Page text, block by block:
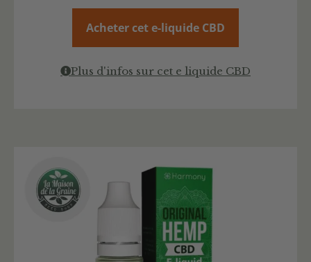
Acheter cet e-liquide CBD
Plus d'infos sur cet e liquide CBD